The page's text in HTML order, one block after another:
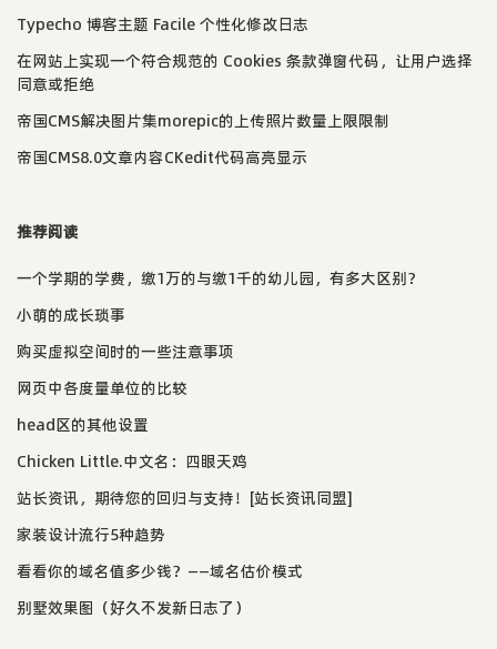
Typecho 博客主题 Facile 个性化修改日志
在网站上实现一个符合规范的 Cookies 条款弹窗代码，让用户选择
同意或拒绝
帝国CMS解决图片集morepic的上传照片数量上限限制
帝国CMS8.0文章内容CKedit代码高亮显示
推荐阅读
一个学期的学费，缴1万的与缴1千的幼儿园，有多大区别？
小萌的成长琐事
购买虚拟空间时的一些注意事项
网页中各度量单位的比较
head区的其他设置
Chicken Little.中文名：四眼天鸡
站长资讯，期待您的回归与支持！[站长资讯同盟]
家装设计流行5种趋势
看看你的域名值多少钱？——域名估价模式
别墅效果图（好久不发新日志了）